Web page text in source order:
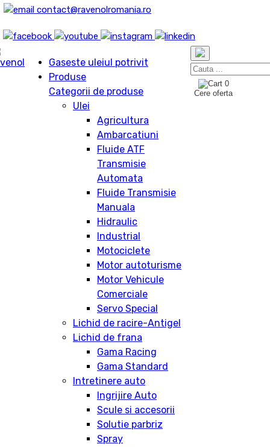
contact@ravenolromania.ro
Gaseste uleiul potrivit
Produse
Categorii de produse
Ulei
Agricultura
Ambarcatiuni
Fluide ATF
Transmisie
Automata
Fluide Transmisie
Manuala
Hidraulic
Industrial
Motociclete
Motor autoturisme
Motor Vehicule
Comerciale
Servo Special
Lichid de racire-Antigel
Lichid de frana
Gama Racing
Gama Standard
Intretinere auto
Ingrijire Auto
Scule si accesorii
Solutie parbriz
Spray
0
Cere oferta